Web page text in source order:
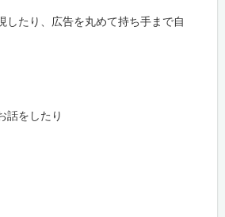
たり、広告を丸めて持ち手まで自
話をしたり